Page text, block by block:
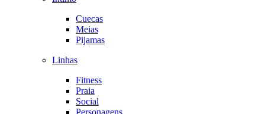
Cuecas
Meias
Pijamas
Linhas
Fitness
Praia
Social